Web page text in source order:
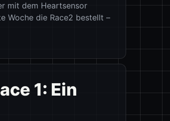
mit dem Heartsensor
Woche die Race2 bestellt –
1: Ein